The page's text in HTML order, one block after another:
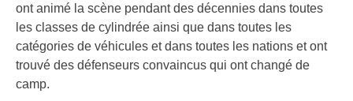
ont animé la scène pendant des décennies dans toutes
les classes de cylindrée ainsi que dans toutes les
catégories de véhicules et dans toutes les nations et ont
trouvé des défenseurs convaincus qui ont changé de
camp.